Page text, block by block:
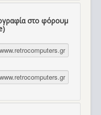
στο φόρουμ